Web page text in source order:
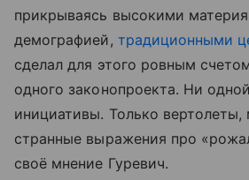
прикрываясь высокими
демографией, традиционными
сделал для этого ровным
одного законопроекта. Ни
инициативы. Только
странные выражения про
своё мнение Гуревич.